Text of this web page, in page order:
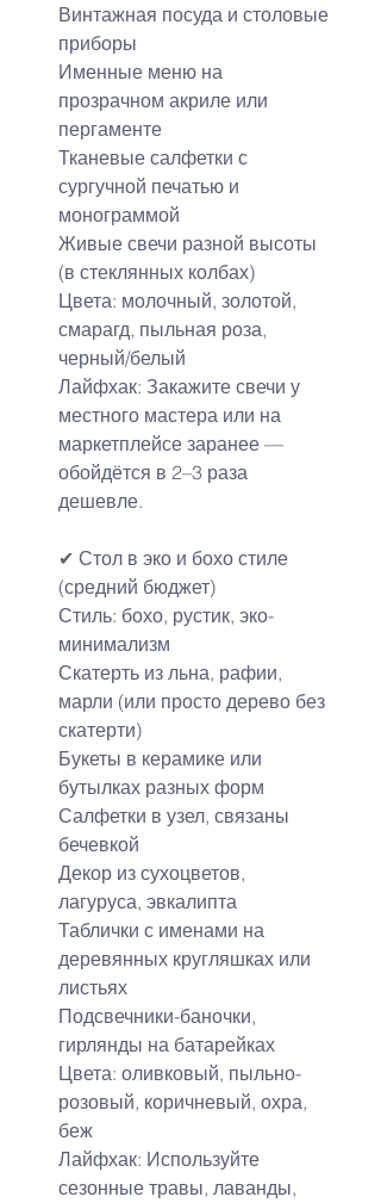
Винтажная посуда и столовые
приборы
Именные меню на
прозрачном акриле или
пергаменте
Тканевые салфетки с
сургучной печатью и
монограммой
Живые свечи разной высоты
(в стеклянных колбах)
Цвета: молочный, золотой,
смарагд, пыльная роза,
черный/белый
Лайфхак: Закажите свечи у
местного мастера или на
маркетплейсе заранее —
обойдётся в 2–3 раза
дешевле.
✔ Стол в эко и бохо стиле
(средний бюджет)
Стиль: бохо, рустик, эко-
минимализм
Скатерть из льна, рафии,
марли (или просто дерево без
скатерти)
Букеты в керамике или
бутылках разных форм
Салфетки в узел, связаны
бечевкой
Декор из сухоцветов,
лагуруса, эвкалипта
Таблички с именами на
деревянных кругляшках или
листьях
Подсвечники-баночки,
гирлянды на батарейках
Цвета: оливковый, пыльно-
розовый, коричневый, охра,
беж
Лайфхак: Используйте
сезонные травы, лаванды,